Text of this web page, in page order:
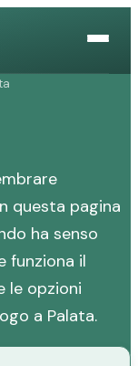
questa pagina
ha senso
funziona il
le opzioni
a Palata.